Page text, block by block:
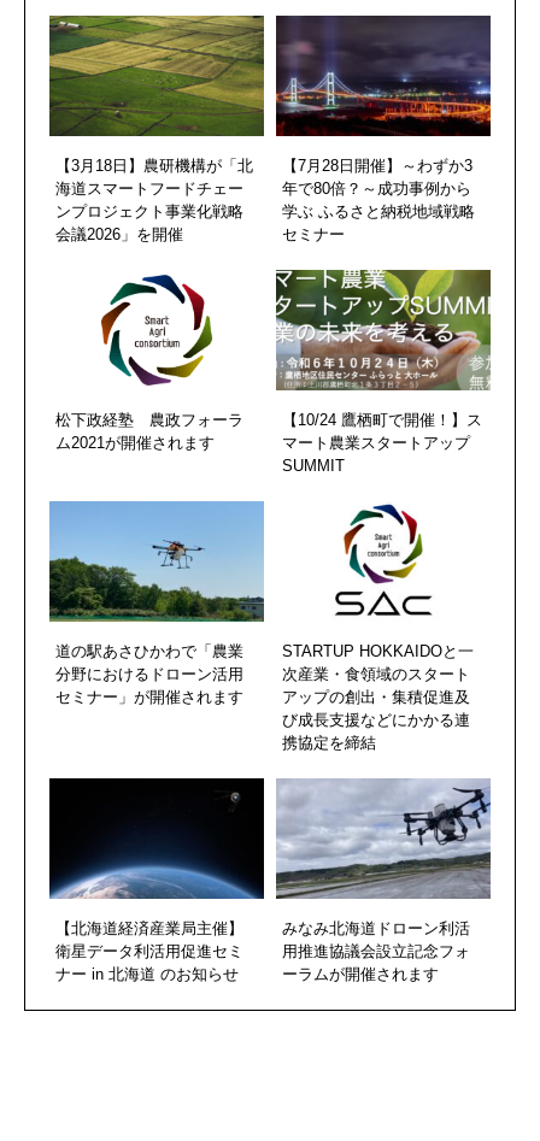
【3月18日】農研機構が「北
海道スマートフードチェー
ンプロジェクト事業化戦略
会議2026」を開催
【7月28日開催】～わずか3
年で80倍？～成功事例から
学ぶ ふるさと納税地域戦略
セミナー
松下政経塾 農政フォーラ
ム2021が開催されます
【10/24 鷹栖町で開催！】ス
マート農業スタートアップ
SUMMIT
道の駅あさひかわで「農業
分野におけるドローン活用
セミナー」が開催されます
STARTUP HOKKAIDOと一
次産業・食領域のスタート
アップの創出・集積促進及
び成長支援などにかかる連
携協定を締結
【北海道経済産業局主催】
衛星データ利活用促進セミ
ナー in 北海道 のお知らせ
みなみ北海道ドローン利活
用推進協議会設立記念フォ
ーラムが開催されます